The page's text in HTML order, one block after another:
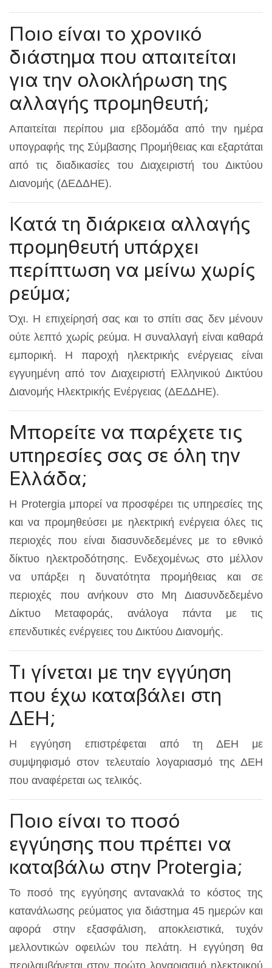
Ποιο είναι το χρονικό
διάστημα που απαιτείται
για την ολοκλήρωση της
αλλαγής προμηθευτή;
Απαιτείται περίπου μια εβδομάδα από την ημέρα
υπογραφής της Σύμβασης Προμήθειας και εξαρτάται
από τις διαδικασίες του Διαχειριστή του Δικτύου
Διανομής (ΔΕΔΔΗΕ).
Κατά τη διάρκεια αλλαγής
προμηθευτή υπάρχει
περίπτωση να μείνω χωρίς
ρεύμα;
Όχι. Η επιχείρησή σας και το σπίτι σας δεν μένουν
ούτε λεπτό χωρίς ρεύμα. Η συναλλαγή είναι καθαρά
εμπορική. Η παροχή ηλεκτρικής ενέργειας είναι
εγγυημένη από τον Διαχειριστή Ελληνικού Δικτύου
Διανομής Ηλεκτρικής Ενέργειας (ΔΕΔΔΗΕ).
Μπορείτε να παρέχετε τις
υπηρεσίες σας σε όλη την
Ελλάδα;
Η Protergia μπορεί να προσφέρει τις υπηρεσίες της
και να προμηθεύσει με ηλεκτρική ενέργεια όλες τις
περιοχές που είναι διασυνδεδεμένες με το εθνικό
δίκτυο ηλεκτροδότησης. Ενδεχομένως στο μέλλον
να υπάρξει η δυνατότητα προμήθειας και σε
περιοχές που ανήκουν στο Μη Διασυνδεδεμένο
Δίκτυο Μεταφοράς, ανάλογα πάντα με τις
επενδυτικές ενέργειες του Δικτύου Διανομής.
Τι γίνεται με την εγγύηση
που έχω καταβάλει στη
ΔΕΗ;
Η εγγύηση επιστρέφεται από τη ΔΕΗ με
συμψηφισμό στον τελευταίο λογαριασμό της ΔΕΗ
που αναφέρεται ως τελικός.
Ποιο είναι το ποσό
εγγύησης που πρέπει να
καταβάλω στην Protergia;
Το ποσό της εγγύησης αντανακλά το κόστος της
κατανάλωσης ρεύματος για διάστημα 45 ημερών και
αφορά στην εξασφάλιση, αποκλειστικά, τυχόν
μελλοντικών οφειλών του πελάτη. Η εγγύηση θα
περιλαμβάνεται στον πρώτο λογαριασμό ηλεκτρικού